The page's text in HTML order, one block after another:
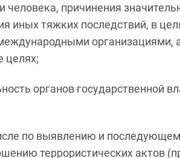
причинения
иных тяжких последствий, в
организациями,
целях;
органов государственной
по выявлению и
террористических актов